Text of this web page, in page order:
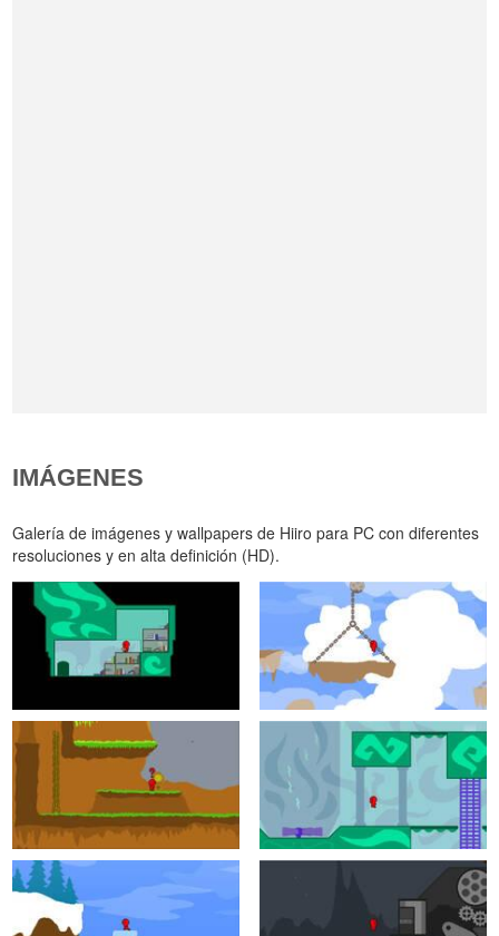
IMÁGENES
Galería de imágenes y wallpapers de Hiiro para PC con diferentes
resoluciones y en alta definición (HD).